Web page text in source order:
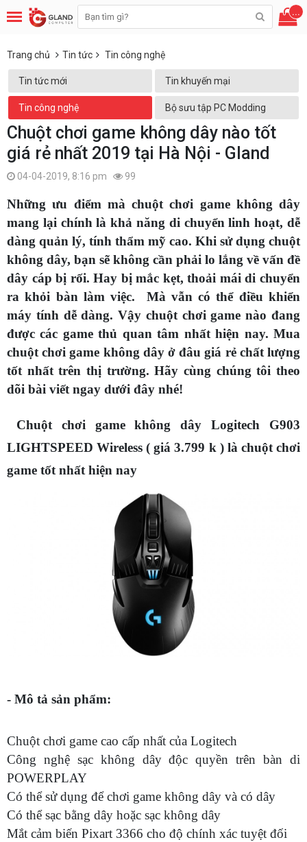
...
Trang chủ Tin tức Tin công nghệ
Tin tức mới Tin khuyến mại
Tin công nghệ Bộ sưu tập PC Modding
Chuột chơi game không dây nào tốt
giá rẻ nhất 2019 tại Hà Nội - Gland
04-04-2019, 8:16 pm 99
Những ưu điểm mà chuột chơi game không dây
mang lại chính là khả năng di chuyển linh hoạt, dễ
dàng quản lý, tính thẩm mỹ cao. Khi sử dụng chuột
không dây, bạn sẽ không cần phải lo lắng về vấn đề
dây cáp bị rối. Hay bị mắc kẹt, thoải mái di chuyển
ra khỏi bàn làm việc. Mà vẫn có thể điều khiển
máy tính dễ dàng. Vậy chuột chơi game nào đang
được các game thủ quan tâm nhất hiện nay. Mua
chuột chơi game không dây ở đâu giá rẻ chất lượng
tốt nhất trên thị trường. Hãy cùng chúng tôi theo
dõi bài viết ngay dưới đây nhé!
Chuột chơi game không dây Logitech G903
LIGHTSPEED Wireless ( giá 3.799 k ) là chuột chơi
game tốt nhất hiện nay
- Mô tả sản phẩm:
Chuột chơi game cao cấp nhất của Logitech
Công nghệ sạc không dây độc quyền trên bàn di
POWERPLAY
Có thể sử dụng để chơi game không dây và có dây
Có thể sạc bằng dây hoặc sạc không dây
Mắt cảm biến Pixart 3366 cho độ chính xác tuyệt đối